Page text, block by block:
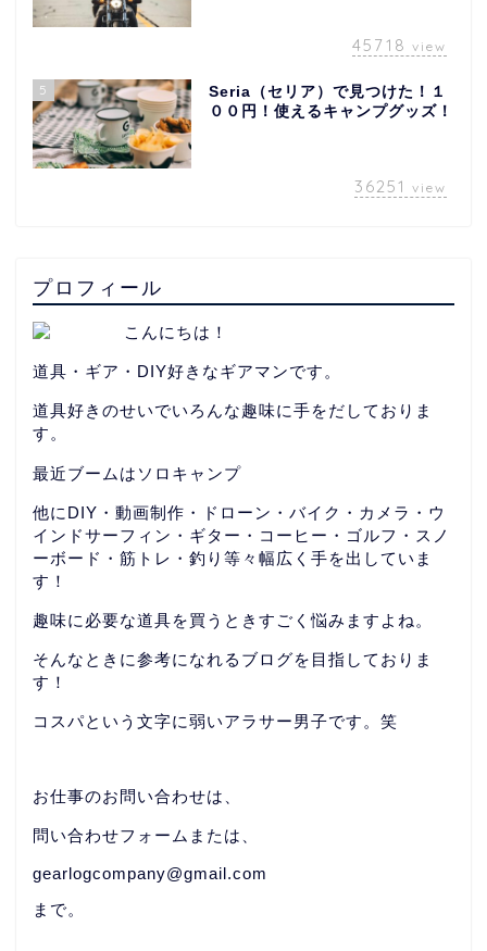
45718 view
5
Seria（セリア）で見つけた！１
００円！使えるキャンプグッズ！
36251 view
プロフィール
こんにちは！
道具・ギア・DIY好きなギアマンです。
道具好きのせいでいろんな趣味に手をだしておりま
す。
最近ブームはソロキャンプ
他にDIY・動画制作・ドローン・バイク・カメラ・ウ
インドサーフィン・ギター・コーヒー・ゴルフ・スノ
ーボード・筋トレ・釣り等々幅広く手を出していま
す！
趣味に必要な道具を買うときすごく悩みますよね。
そんなときに参考になれるブログを目指しておりま
す！
コスパという文字に弱いアラサー男子です。笑
お仕事のお問い合わせは、
問い合わせフォームまたは、
gearlogcompany@gmail.com
まで。